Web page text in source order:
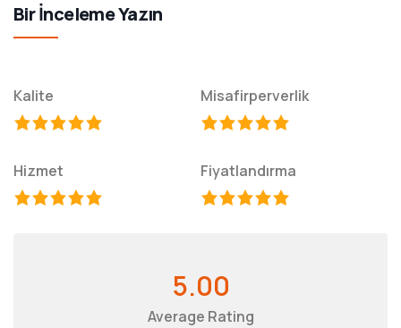
Bir İnceleme Yazın
Kalite Misafirperverlik
Hizmet Fiyatlandırma
5.00
Average Rating